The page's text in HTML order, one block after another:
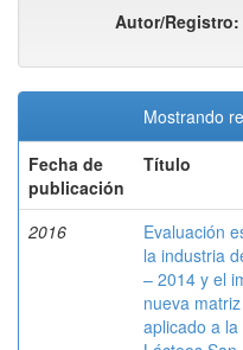
Autor/Registro:
Mostrando
Fecha de
publicación
Título
2016
Evaluación
la industria
– 2014 y el
nueva
aplicado a